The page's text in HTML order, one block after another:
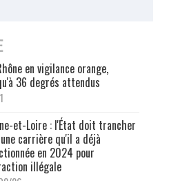
en vigilance orange,
36 degrés attendus
et-Loire : l'État doit trancher
carrière qu'il a déjà
en 2024 pour
illégale